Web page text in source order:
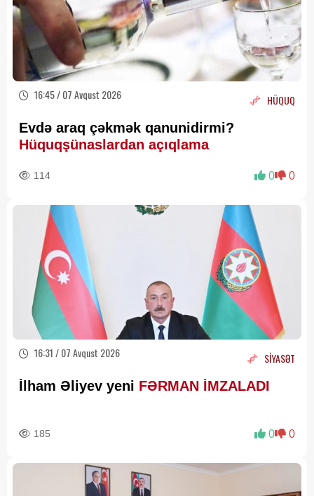
16:45 / 07 Avqust 2026 HÜQUQ
Evdə araq çəkmək qanunidirmi?
Hüquqşünaslardan açıqlama
114 0 0
16:31 / 07 Avqust 2026 SİYASƏT
İlham Əliyev yeni FƏRMAN İMZALADI
185 0 0